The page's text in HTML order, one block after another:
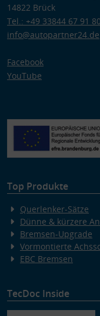
14822 Brück
Tel.: +49 33844 67 91 80
info@autopartner24.de
Facebook
YouTube
Top Produkte
Querlenker-Sätze
Dünne & kürzere
Bremsen-Upgrade
Vormontierte
EBC Bremsen
TecDoc Inside